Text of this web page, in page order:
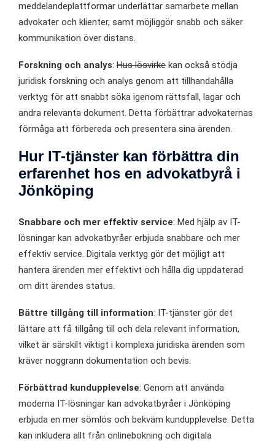
meddelandeplattformar underlättar samarbete mellan
advokater och klienter, samt möjliggör snabb och säker
kommunikation över distans.
Forskning och analys: Hus lösvirke kan också stödja
juridisk forskning och analys genom att tillhandahålla
verktyg för att snabbt söka igenom rättsfall, lagar och
andra relevanta dokument. Detta förbättrar advokaternas
förmåga att förbereda och presentera sina ärenden.
Hur IT-tjänster kan förbättra din
erfarenhet hos en advokatbyrå i
Jönköping
Snabbare och mer effektiv service: Med hjälp av IT-
lösningar kan advokatbyråer erbjuda snabbare och mer
effektiv service. Digitala verktyg gör det möjligt att
hantera ärenden mer effektivt och hålla dig uppdaterad
om ditt ärendes status.
Bättre tillgång till information: IT-tjänster gör det
lättare att få tillgång till och dela relevant information,
vilket är särskilt viktigt i komplexa juridiska ärenden som
kräver noggrann dokumentation och bevis.
Förbättrad kundupplevelse: Genom att använda
moderna IT-lösningar kan advokatbyråer i Jönköping
erbjuda en mer sömlös och bekväm kundupplevelse. Detta
kan inkludera allt från onlinebokning och digitala